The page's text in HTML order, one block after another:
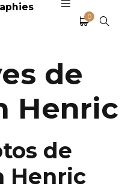
0
de
Henric
de
Henric